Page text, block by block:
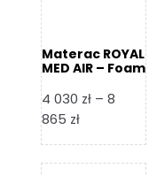
Materac ROYAL
MED AIR – Foam
4 030 zł – 8
865 złZakres
od